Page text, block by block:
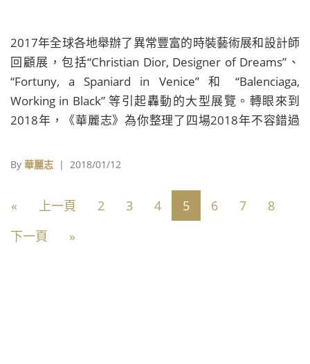
2017年全球各地舉辦了異常豐富的時裝藝術展和設計師
回顧展，包括“Christian Dior, Designer of Dreams”、
“Fortuny, a Spaniard in Venice” 和 “Balenciaga,
Working in Black” 等引起轟動的大型展覽。轉眼來到
2018年，《華麗志》為你整理了四場2018年不容錯過
By 華麗志 | 2018/01/12
« 上一頁 2 3 4 5 6 7
8
下一頁
»